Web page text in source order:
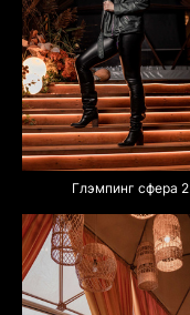
Глэмпинг сфера 2